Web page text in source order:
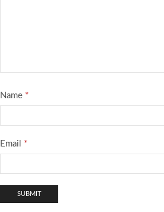
Name *
Email *